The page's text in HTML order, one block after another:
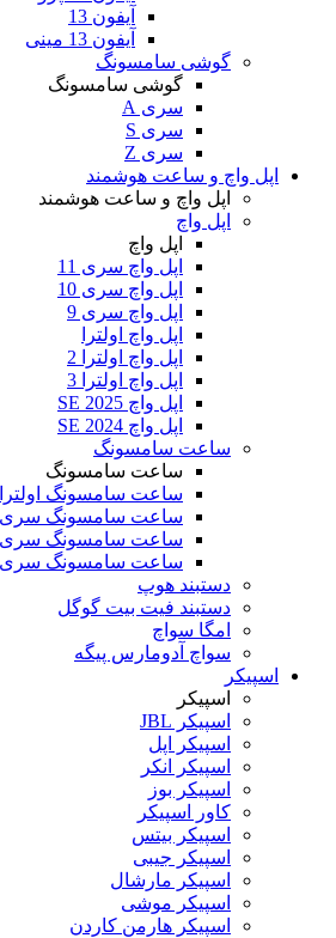
آیفون 13
آیفون 13 مینی
گوشی سامسونگ
گوشی سامسونگ
سری A
سری S
سری Z
اپل واچ و ساعت هوشمند
اپل واچ و ساعت هوشمند
اپل واچ
اپل واچ
اپل واچ سری 11
اپل واچ سری 10
اپل واچ سری 9
اپل واچ اولترا
اپل واچ اولترا 2
اپل واچ اولترا 3
اپل واچ SE 2025
اپل واچ SE 2024
ساعت سامسونگ
ساعت سامسونگ
ساعت سامسونگ اولترا
ساعت سامسونگ سری 6
ساعت سامسونگ سری 7
ساعت سامسونگ سری ۸
دستبند هوپ
دستبند فیت بیت گوگل
امگا سواچ
سواچ آدومارس پیگه
اسپیکر
اسپیکر
اسپیکر JBL
اسپیکر اپل
اسپیکر انکر
اسپیکر بوز
کاور اسپیکر
اسپیکر بیتس
اسپیکر جیبی
اسپیکر مارشال
اسپیکر موشی
اسپیکر هارمن کاردن